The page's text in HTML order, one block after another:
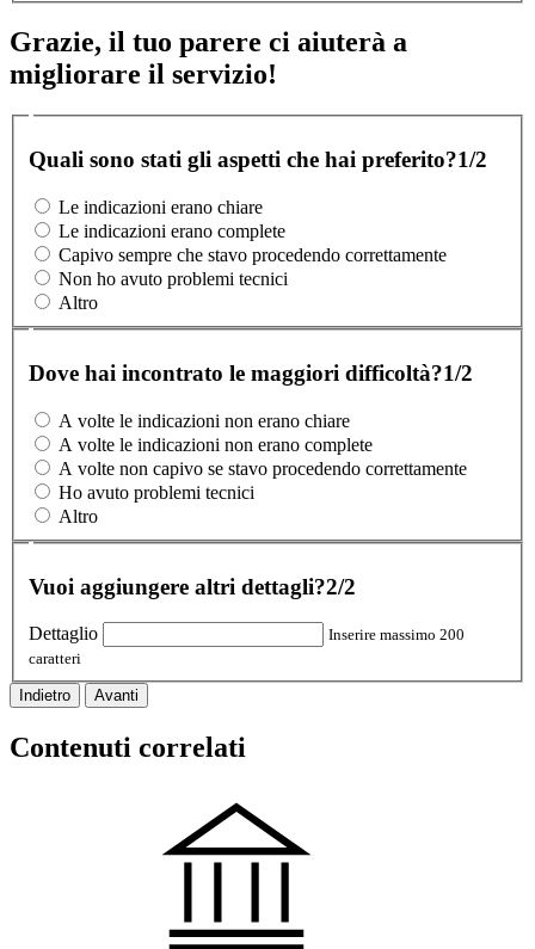
Grazie, il tuo parere ci aiuterà a
migliorare il servizio!
Quali sono stati gli aspetti che hai preferito?1/2
Le indicazioni erano chiare
Le indicazioni erano complete
Capivo sempre che stavo procedendo correttamente
Non ho avuto problemi tecnici
Altro
Dove hai incontrato le maggiori difficoltà?1/2
A volte le indicazioni non erano chiare
A volte le indicazioni non erano complete
A volte non capivo se stavo procedendo correttamente
Ho avuto problemi tecnici
Altro
Vuoi aggiungere altri dettagli?2/2
Dettaglio
Inserire massimo 200
caratteri
Indietro Avanti
Contenuti correlati